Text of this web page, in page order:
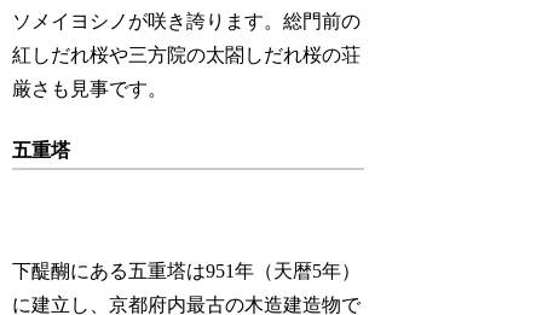
ソメイヨシノが咲き誇ります。総門前の
紅しだれ桜や三方院の太閤しだれ桜の荘
厳さも見事です。
五重塔
下醍醐にある五重塔は951年（天暦5年）
に建立し、京都府内最古の木造建造物で